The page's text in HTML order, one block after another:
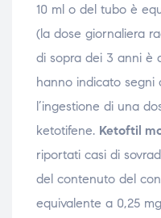
10 ml o del tubo è
(la dose giornaliera
di sopra dei 3 anni è
hanno indicato segni
l’ingestione di una
ketotifene. Ketoftil
riportati casi di
del contenuto del
equivalente a 0,25